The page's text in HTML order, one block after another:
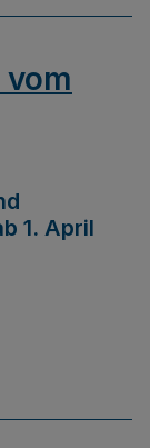
vom
1. April